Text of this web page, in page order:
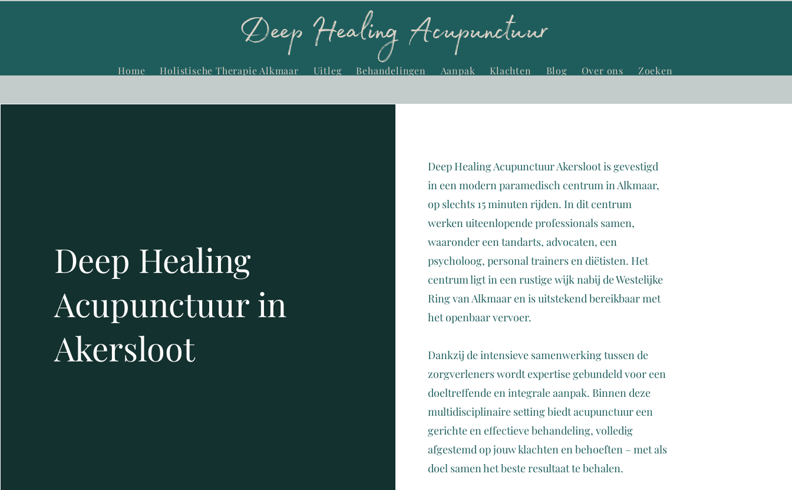
Home Holistische Therapie Alkmaar Uitleg Behandelingen Aanpak Klachten Blog Over ons Zoeken
Deep Healing
Acupunctuur in
Akersloot
Deep Healing Acupunctuur Akersloot is gevestigd
in een modern paramedisch centrum in Alkmaar,
op slechts 15 minuten rijden. In dit centrum
werken uiteenlopende professionals samen,
waaronder een tandarts, advocaten, een
psycholoog, personal trainers en diëtisten. Het
centrum ligt in een rustige wijk nabij de Westelijke
Ring van Alkmaar en is uitstekend bereikbaar met
het openbaar vervoer.
Dankzij de intensieve samenwerking tussen de
zorgverleners wordt expertise gebundeld voor een
doeltreffende en integrale aanpak. Binnen deze
multidisciplinaire setting biedt acupunctuur een
gerichte en effectieve behandeling, volledig
afgestemd op jouw klachten en behoeften – met als
doel samen het beste resultaat te behalen.